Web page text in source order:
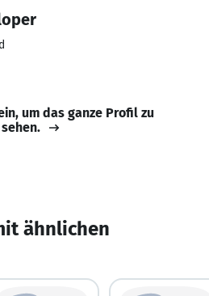
um das ganze Profil zu
sehen.
ähnlichen